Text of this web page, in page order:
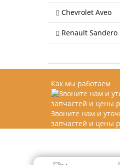
Chevrolet Aveo
Renault Sandero
Как мы работаем
Звоните нам и
запчастей и цены